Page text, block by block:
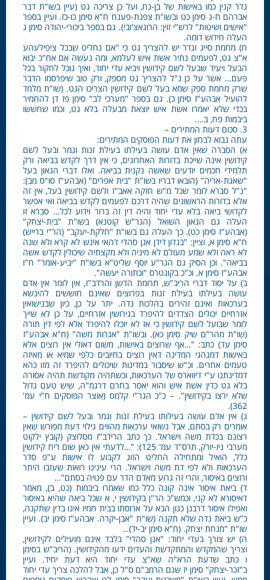
גדר קנין כמו באישות של בן-נח, ועל כן צריכה גט (עיין בשו"ת דבר
אברהם ח-ג סימן כט ובשו"ת צפנת-פענח ח"א סימן כו-כז. ועיין בספר
"אישים ושיטות" לרש"י זוין: הרוגאצ'ובי). גם בספר ביכורי-יהודה סימן ג
העלה חידוש דומה.
ח) מחמת סייג וגדר יש להצריך גט כי "אם נחליט שבכל ציפילעהע
א"צ גט, לפעמים נתיר אשת איש לעלמא, ומה נעשה אם אח"כ יבוא
הבעל ויעיד שבעל לשם קידושין ויביא עדי יחוד, ואיך נוכל לחקור בכל
פעם… אשר על כן נ"ל להצריך גט מספק, ורק טוב שיפרסמו הדבר
שרק מחמת ספק שמא בעל לשם קידושין הצריכו הגט. (שו"ת מלמד
להועיל אבהע"ז סימן כ). גם בספר "מערכי לב" סימן פז דן להחמיר
בכדי שלא יאמרו אשת איש יוצאת מבעלה בלא גט, וכמו שחששו
ביבמות פח, ב….
3. סכום דעות המתירים –
עתה נבוא לבחון את דעות הפוסקים המתירים:
א) הסברה שאין אדם עושה בעילתו בעילת זנות וגמר ובעל לשם
קידושין אינה שייכת בדורות האחרונים, כי אין דרך לקדש בביאה ורק
תלמידי חכמים יודעים שאשה נקנית בביאה. ואלו דברי הגאון בעל
"שאגת-אריה" (הובאו דבריו בשו"ת "בית אפרים" (אבהע"ז סו"ס מב):
"נ"ל סברא לומר שכל מ"ש חזקה אאב"ז ולשם קידושין בעל, אין זה
אלא בדורות הראשונים שהיה דרכם לפעמים לקדש בביאה ואי אפשר
לקדושי ביאה בלא עדי יחוד והיה דין זה ברור וידוע לכל… סברא זו
העלה גם הגאון השואל (הגר"ש קוטנא) בשו"ת "בית-יצחק"
(אבהע"ז סימן כט). כך העלה גם בשו"ת "חלקת-יעקב" (הר"י ברייש)
ח"א סימן א, וציין: "בנדון דידן אנן סהדי דהאי אינש לא קרא ולא שנה
לא ראה ולא שמע מעולם לא מיניה ולא מקצתיה שיכולין לקדש אשה
בביאה". וכן הסיק גם הגר"ע יוסף שליט"א בשו"ת "יביע-אומר" ח"ו
אבהע"ז סימן א. וכ"כ בקונטרס "וכתורה יעשה".
ב) על יסוד דברי הריב"ש, תרומת הדשן והרדב"ז, אין לומר אין אדם
עושה בעילתו בעילת זנות בפרוצים שאינם חוששים להינשא
בערכאות ואינם זהירים בהלכות נדה. יתר על כן, כיון שבנישואין
אזרחיים יכולים הצדדים להיפרד בגירושין אזרחיים, על כן לא שייך
לומר שבועל לשם קידושין כי אז לא יוכלו להיפרד אלא לפי דין תורה
(שו"ת מהר"ם שיק סימן כא). ובשו"ת "אגרות משה" (ח"א אבהע"ז
סימן עד) כתב: "…אף שרוצים באישות, משום דאולי אין רוצים אלא
באישות דמנהגי המדינה דאין רוצים בחיובים כלפי שמיא או מאיזה
טעמים אחרים. וכ"ש שיסבור במדינות שיכולים להיפרד זה מזו כהא
דמדינתנו ע"י דיווארס של הערכאות, וכשתהיה מקודשת תהיה אסורה
בלא גט כדין אשת איש והוא יאסר בחרם דרגמ"ה, שיש טעם גדול
שלא ירצו בקידושין". – כ"כ הגר"י קלמס (אוצר הפוסקים ח"י עמ'
362).
ג) אין אדם עושה בעילותו בעילת זנות וגמר ובעל לשם קידושין –
אומרים רק בסתם, אבל נשואי ערכאות מהווים גילוי דעת מפורש שאין
רצונם בכדת משה וישראל. כך כתב הרידב"ז מסלוצק (קובץ ילקוט
מערבי ניו-יורק, תרס"ד עמ' 125): "…לדעתי אין כאן שום ריח קידושין
כלל, הואיל ומתחילה החליט הזוג לקבוע לו אישות ע"פ סדר
הערכאות ולא לפי דת משה וישראל. הרי עינינו רואות שעזבו היתר
ורוצים באיסור, והרי זה גרוע מאדם הדר עם פנויה בסתם"…
ד) ביאת איסור אינה קונה כלל כמו שאמרו ביבמות (כט, ב), מאמר
דאיסורא לא קני, וכמש"כ הר"ן בקידושין י, א שכל ביאה שהיא באיסור
ואפילו איסור דרבנן כגון הבא על ארוסתו בבית חמיו אינו בדין שתקנה,
כ"ש ביאת נדה שלא תקנה (שו"ת "אבן-יקרה. אבהע"ז סימן יב). ועיין
שו"ת "מנחת יצחק. (ח"א סימן יב-יד)…
ה) יש צורך בעדי יחוד: "אנן סהדי" בלבד אינם מועילים לקידושין,
וצריך שהמקדש והמתקדשת והעדים ידעו מהקידושין. (הריב"ש בסימן
ו כתב שדעת הרא"ה שא"צ עדי יחוד היא דעת יחיד. ועיין
ב"זכר-יצחק" סימן יז שגם הרמב"ם ס"ל כן, אבל להלכה צריך עדי יחוד